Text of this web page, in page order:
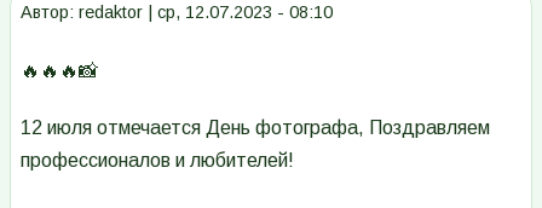
Автор: redaktor ср, 12.07.2023 - 08:10
🔥🔥🔥📸
12 июля отмечается День фотографа, Поздравляем
профессионалов и любителей!